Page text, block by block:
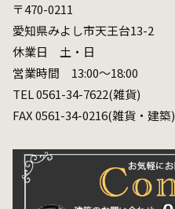
〒470-0211
愛知県みよし市天王台13-2
休業日 土・日
営業時間 13:00～18:00
TEL 0561-34-7622(雑貨)
FAX 0561-34-0216(雑貨・建築)